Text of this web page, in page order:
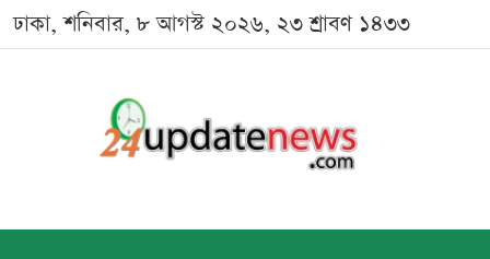
ঢাকা, শনিবার, ৮ আগস্ট ২০২৬, ২৩ শ্রাবণ ১৪৩৩